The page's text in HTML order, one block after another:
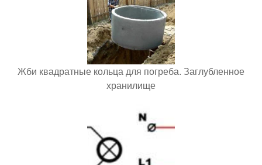
Жби квадратные кольца для погреба. Заглубленное
хранилище